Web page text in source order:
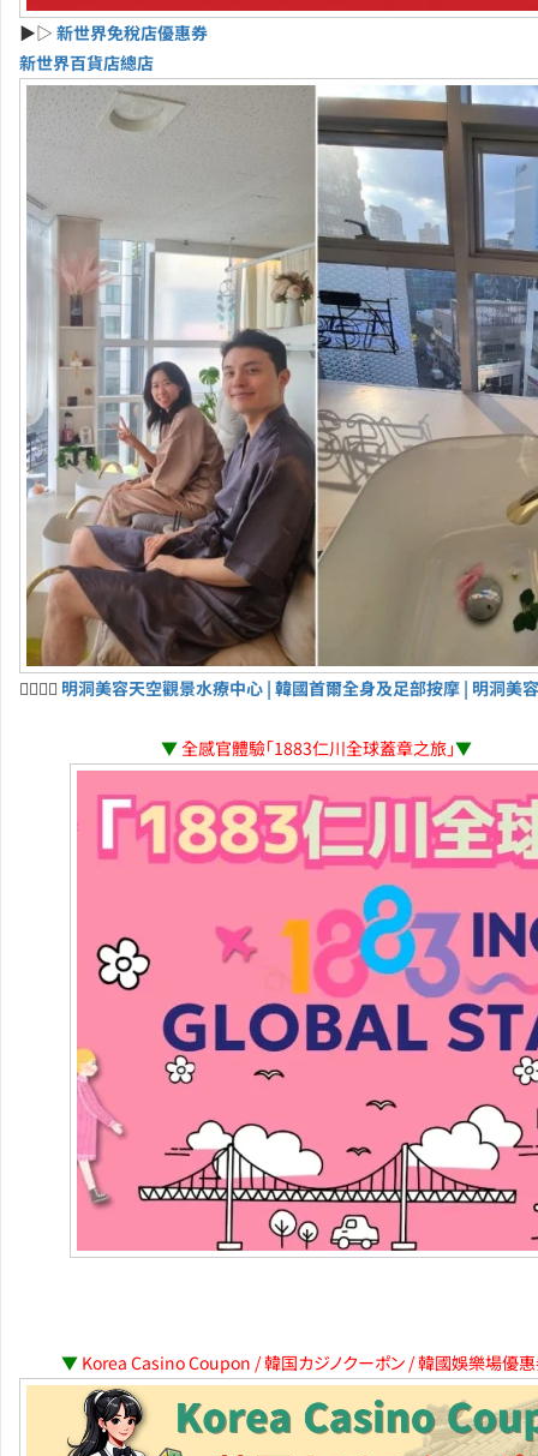
▶▷ 新世界免稅店優惠券
新世界百貨店總店
💆‍♀️💆‍♂️ 明洞美容天空觀景水療中心 | 韓國首爾全身及足部按摩 | 明洞美
▼全感官體驗「1883仁川全球蓋章之旅」▼
▼ Korea Casino Coupon / 韓国カジノクーポン / 韓國娛樂場優